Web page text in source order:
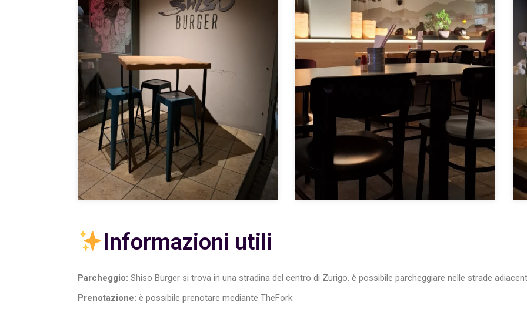
Informazioni utili
Parcheggio: Shiso Burger si trova in una stradina del centro di Zurigo. è possibile parcheggiare nelle strade
Prenotazione: è possibile prenotare mediante TheFork.